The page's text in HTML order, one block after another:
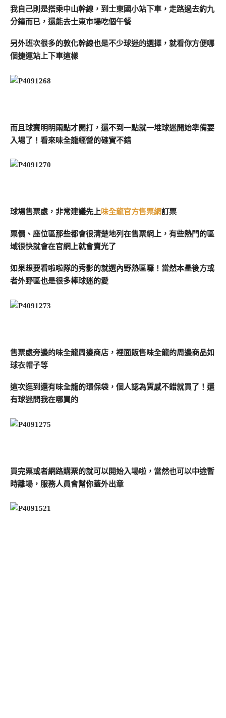
我自己則是搭乘中山幹線，到士東國小站下車，走路過去約九
分鐘而已，還能去士東市場吃個午餐
另外班次很多的敦化幹線也是不少球迷的選擇，就看你方便哪
個捷運站上下車這樣
而且球賽明明兩點才開打，還不到一點就一堆球迷開始準備要
入場了！看來味全龍經營的確實不錯
球場售票處，非常建議先上味全龍官方售票網訂票
票價、座位區那些都會很清楚地列在售票網上，有些熱門的區
域很快就會在官網上就會賣光了
如果想要看啦啦隊的秀影的就選內野熱區囉！當然本壘後方或
者外野區也是很多棒球迷的愛
售票處旁邊的味全龍周邊商店，裡面販售味全龍的周邊商品如
球衣帽子等
這次逛到還有味全龍的環保袋，個人認為質感不錯就買了！還
有球迷問我在哪買的
買完票或者網路購票的就可以開始入場啦，當然也可以中途暫
時離場，服務人員會幫你蓋外出章